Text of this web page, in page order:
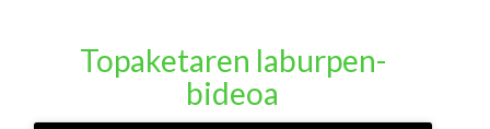
Topaketaren laburpen-
bideoa